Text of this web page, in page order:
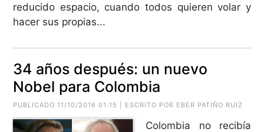
reducido espacio, cuando todos quieren volar y
hacer sus propias...
34 años después: un nuevo
Nobel para Colombia
PUBLICADO 11/10/2016 01:15 | ESCRITO POR EBER PATIÑO RUIZ
Colombia no recibía